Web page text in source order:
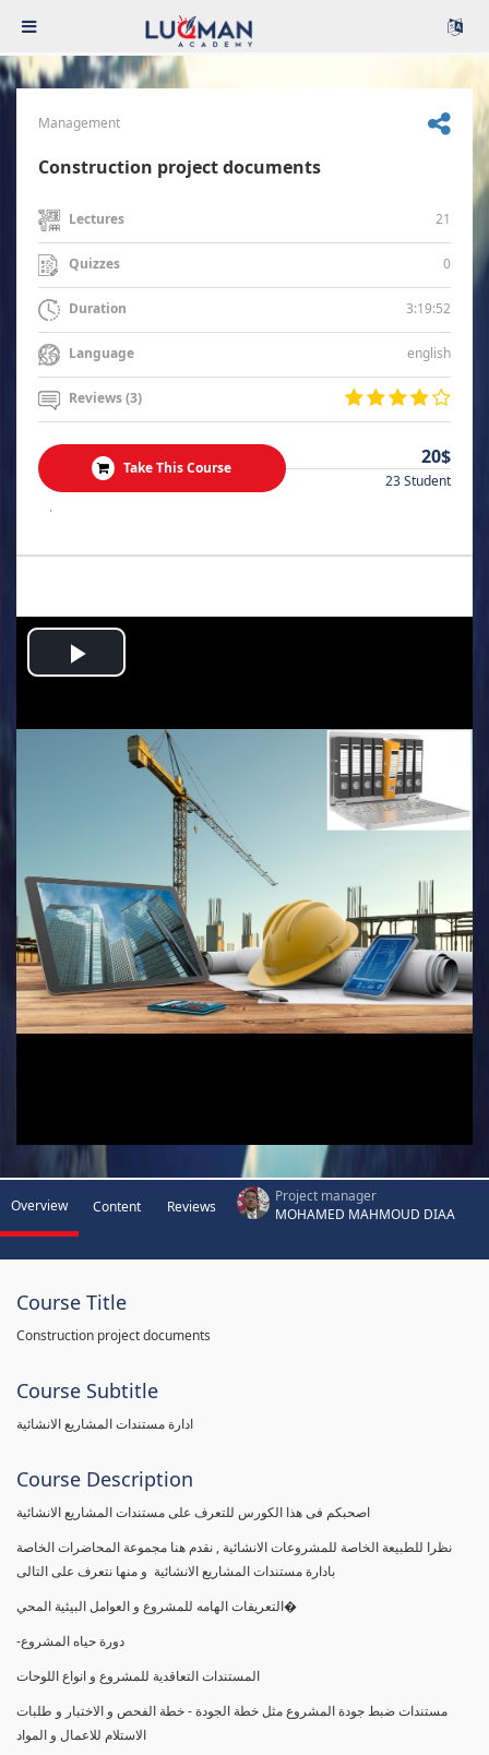
Management
Construction project documents
Lectures 21
Quizzes 0
Duration 3:19:52
Language english
Reviews (3)
Take This Course 20$
23 Student
.
Play
Video
Overview Content Reviews
Project manager
MOHAMED MAHMOUD DIAA
Course Title
Construction project documents
Course Subtitle
ادارة مستندات المشاريع الانشائية
Course Description
نظرا للطبيعة الخاصة للمشروعات الانشائية , نقدم هنا مجموعة المحاضرات الخاصة
التعريفات الهامه للمشروع و العوامل البيئية المحي�
مستندات ضبط جودة المشروع مثل خطة الجودة - خطة الفحص و الاختبار و طلبات
الاستلام للاعمال و المواد